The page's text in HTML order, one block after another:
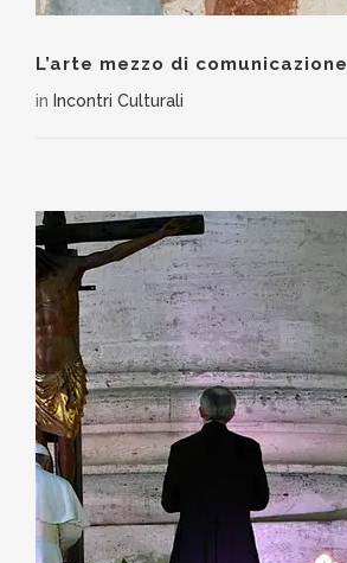
L’arte mezzo di comunicazione
in Incontri Culturali